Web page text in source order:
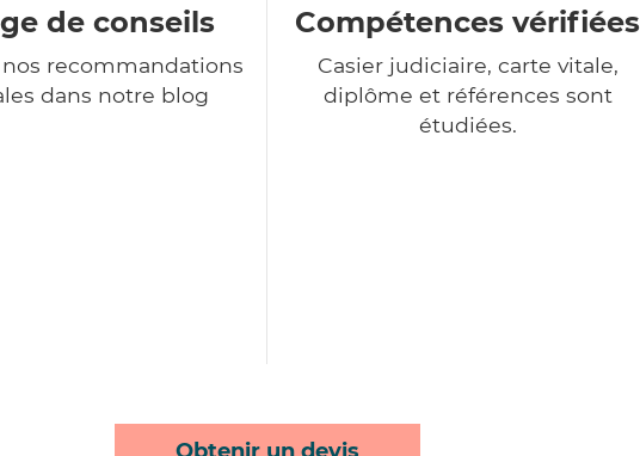
de conseils
nos recommandations
dans notre blog
Compétences vérifiées
Casier judiciaire, carte vitale,
diplôme et références sont
étudiées.